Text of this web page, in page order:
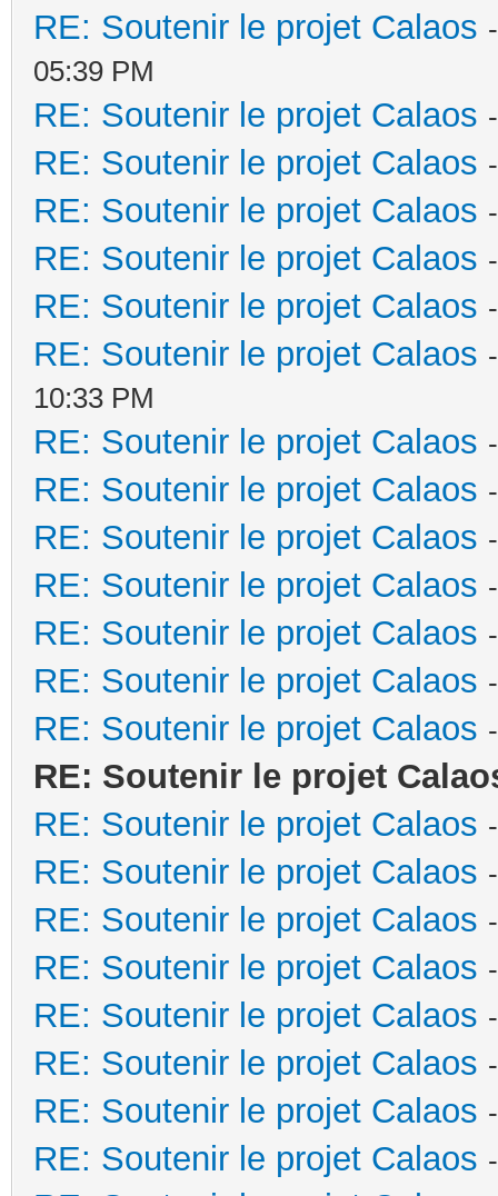
RE: Soutenir le projet Calaos
05:39 PM
RE: Soutenir le projet Calaos
RE: Soutenir le projet Calaos
RE: Soutenir le projet Calaos
RE: Soutenir le projet Calaos
RE: Soutenir le projet Calaos
RE: Soutenir le projet Calaos
10:33 PM
RE: Soutenir le projet Calaos
RE: Soutenir le projet Calaos
RE: Soutenir le projet Calaos
RE: Soutenir le projet Calaos
RE: Soutenir le projet Calaos
RE: Soutenir le projet Calaos
RE: Soutenir le projet Calaos
RE: Soutenir le projet
RE: Soutenir le projet Calaos
RE: Soutenir le projet Calaos
RE: Soutenir le projet Calaos
RE: Soutenir le projet Calaos
RE: Soutenir le projet Calaos
RE: Soutenir le projet Calaos
RE: Soutenir le projet Calaos
RE: Soutenir le projet Calaos